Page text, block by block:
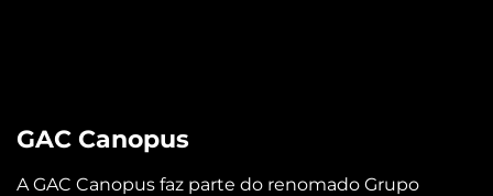
GAC Canopus
A GAC Canopus faz parte do renomado Grupo